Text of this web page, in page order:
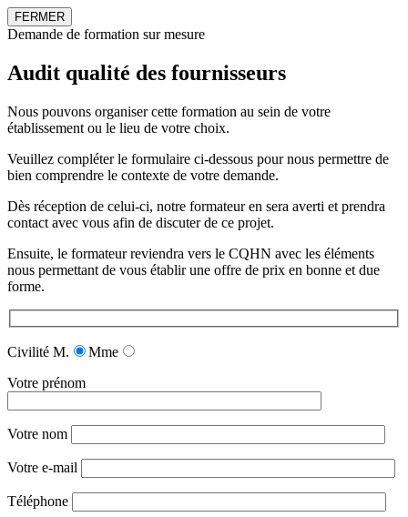
FERMER
Demande de formation sur mesure
Audit qualité des fournisseurs
Nous pouvons organiser cette formation au sein de votre
établissement ou le lieu de votre choix.
Veuillez compléter le formulaire ci-dessous pour nous permettre de
bien comprendre le contexte de votre demande.
Dès réception de celui-ci, notre formateur en sera averti et prendra
contact avec vous afin de discuter de ce projet.
Ensuite, le formateur reviendra vers le CQHN avec les éléments
nous permettant de vous établir une offre de prix en bonne et due
forme.
Civilité M.
Mme
Votre prénom
Votre nom
Votre e-mail
Téléphone